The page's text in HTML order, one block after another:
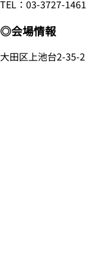
TEL：03-3727-1461
◎会場情報
大田区上池台2-35-2